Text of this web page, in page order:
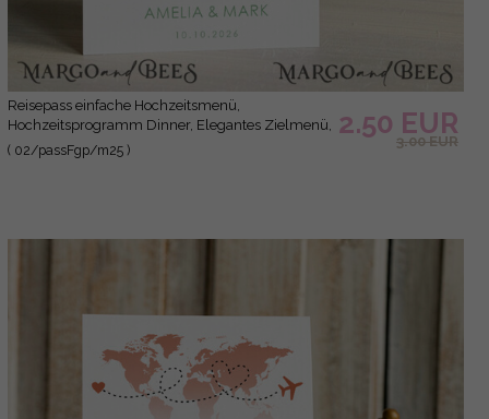
Reisepass einfache Hochzeitsmenü,
Hochzeitsprogramm Dinner, Elegantes Zielmenü,
Personalisierte Hochzeitsdekoration
( 02/passFgp/m25 )
2.50 EUR
3.00 EUR